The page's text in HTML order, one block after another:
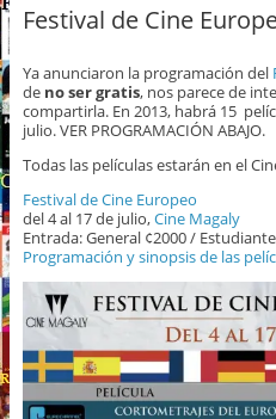
Festival de Cine
Ya anunciaron la programación del
de no ser gratis, nos parece de
compartirla. En 2013, habrá 15
julio. VER PROGRAMACIÓN ABAJO.
Todas las películas estarán en el
Festival de Cine Europeo
del 4 al 17 de julio,Cine Magaly
Entrada: General ¢2000 /
Programación y sinopsis de las